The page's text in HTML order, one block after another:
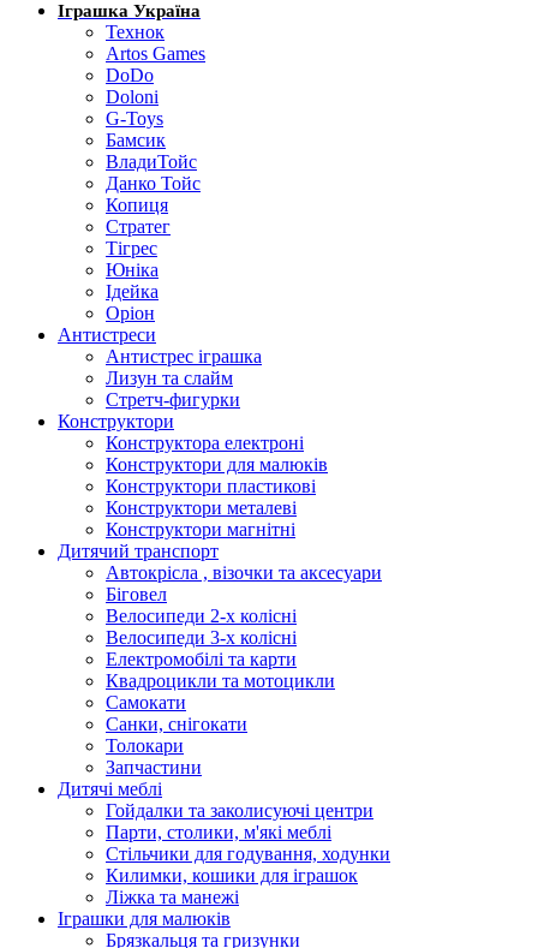
Іграшка Україна
Технок
Artos Games
DoDo
Doloni
G-Toys
Бамсик
ВладиТойс
Данко Тойс
Копиця
Стратег
Тігрес
Юніка
Ідейка
Оріон
Антистреси
Антистрес іграшка
Лизун та слайм
Стретч-фигурки
Конструктори
Конструктора електроні
Конструктори для малюків
Конструктори пластикові
Конструктори металеві
Конструктори магнітні
Дитячий транспорт
Автокрісла , візочки та аксесуари
Біговел
Велосипеди 2-х колісні
Велосипеди 3-х колісні
Електромобілі та карти
Квадроцикли та мотоцикли
Самокати
Санки, снігокати
Толокари
Запчастини
Дитячі меблі
Гойдалки та заколисуючі центри
Парти, столики, м'які меблі
Стільчики для годування, ходунки
Килимки, кошики для іграшок
Ліжка та манежі
Іграшки для малюків
Брязкальця та гризунки